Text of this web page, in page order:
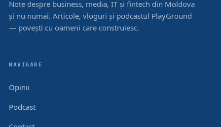
Note despre business, media, IT și fintech din Moldova
și nu numai. Articole, vloguri și podcastul PlayGround
— povești cu oameni care construiesc.
NAVIGARE
Opinii
Podcast